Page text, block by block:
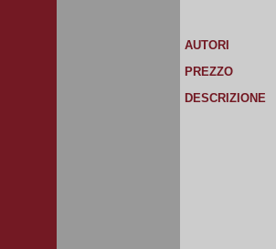
AUTORI
PREZZO
DESCRIZIONE